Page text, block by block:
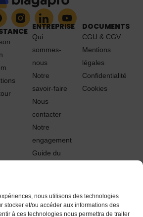
nous utilisons des technologies
stocker et/ou accéder aux informations des
à ces technologies nous permettra de traiter
ENTREPRISE
Qui
sommes-
nous
Notre
savoir-faire
Nous
contacter
Notre
engagement
Guide du
DOCUMENTS
CGU & CGV
Mentions
légales
Confidentialité
Cookies
Tous droits réservés. Textiles
à Orléans